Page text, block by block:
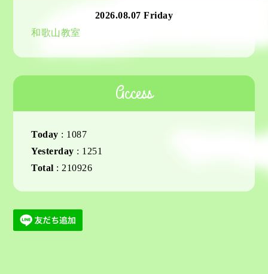
2026.08.07 Friday
和歌山教室
Access
Today : 1087
Yesterday : 1251
Total : 210926